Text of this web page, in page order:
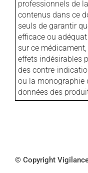
professionnels de
contenus dans ce
seuls de garantir
efficace ou
sur ce
effets indésirables
des contre-
ou la monographie
données des
© Copyright